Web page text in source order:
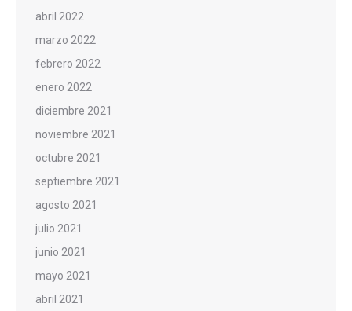
abril 2022
marzo 2022
febrero 2022
enero 2022
diciembre 2021
noviembre 2021
octubre 2021
septiembre 2021
agosto 2021
julio 2021
junio 2021
mayo 2021
abril 2021